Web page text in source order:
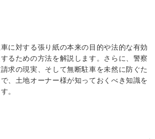
に対する張り紙の本来の目的や法的な有効
るための方法を解説します。さらに、警察
求の現実、そして無断駐車を未然に防ぐた
、土地オーナー様が知っておくべき知識を
。